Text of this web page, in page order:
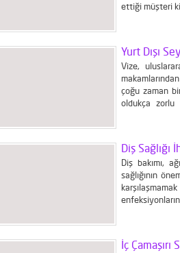
ettiği müşteri
Yurt Dışı
Vize,
çoğu zaman
oldukça zorlu
Diş Sağlığı
Diş bakımı,
sağlığının
İç